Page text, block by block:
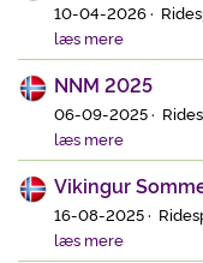
10-04-2026 ·
læs mere
NNM 2025
06-09-2025 ·
læs mere
Vikingur
16-08-2025 ·
læs mere